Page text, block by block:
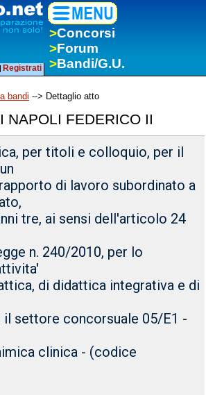
>Concorsi
>Forum
>Bandi/G.U.
Registrati
bandi --> Dettaglio atto
NAPOLI FEDERICO II
per titoli e colloquio, per il
di lavoro subordinato a
tre, ai sensi dell'articolo 24
n. 240/2010, per lo
di didattica integrativa e di
il settore concorsuale 05/E1 -
clinica - (codice